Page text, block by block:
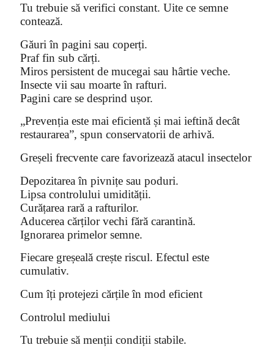
Tu trebuie să verifici constant. Uite ce semne
contează.
Găuri în pagini sau coperți.
Praf fin sub cărți.
Miros persistent de mucegai sau hârtie veche.
Insecte vii sau moarte în rafturi.
Pagini care se desprind ușor.
„Prevenția este mai eficientă și mai ieftină decât
restaurarea”, spun conservatorii de arhivă.
Greșeli frecvente care favorizează atacul insectelor
Depozitarea în pivnițe sau poduri.
Lipsa controlului umidității.
Curățarea rară a rafturilor.
Aducerea cărților vechi fără carantină.
Ignorarea primelor semne.
Fiecare greșeală crește riscul. Efectul este
cumulativ.
Cum îți protejezi cărțile în mod eficient
Controlul mediului
Tu trebuie să menții condiții stabile.